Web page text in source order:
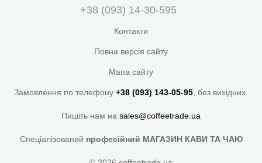
+38 (093) 14-30-595
Контакти
Повна версія сайту
Мапа сайту
Замовлення по телефону +38 (093) 143-05-95 , без вихідних.
Пишіть нам на sales@coffeetrade.ua
Спеціалізований професійний МАГАЗИН КАВИ ТА ЧАЮ